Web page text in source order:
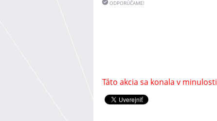
ODPORÚČAME!
Táto akcia sa konala v minulosti